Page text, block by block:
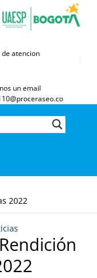
de atencion
un email
2022